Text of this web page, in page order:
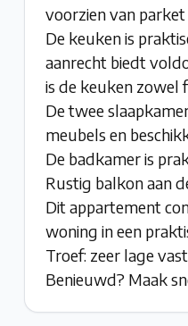
voorzien van
De keuken is
aanrecht biedt
is de keuken zowel
De twee
meubels en
De badkamer is
Rustig balkon aan
Dit appartement
woning in een
Troef: zeer lage
Benieuwd? Maak